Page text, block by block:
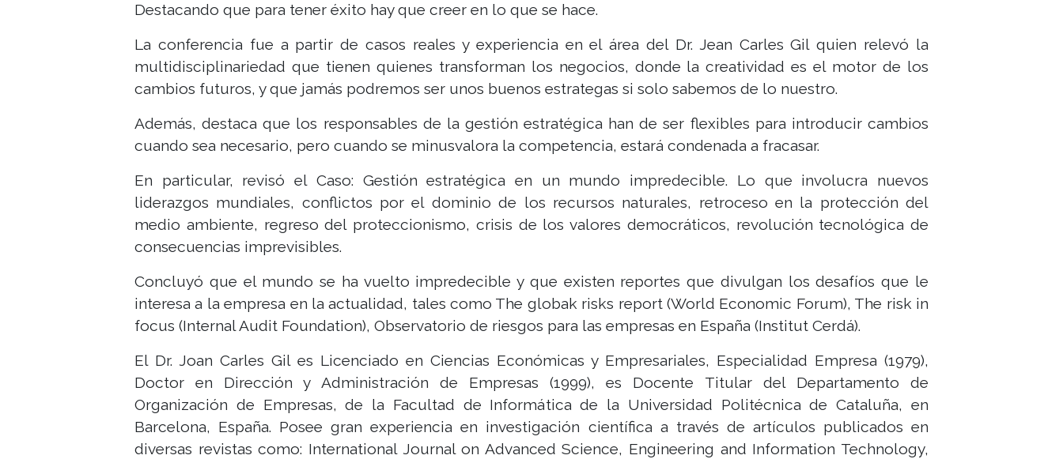
Destacando que para tener éxito hay que creer en lo que se hace.
La conferencia fue a partir de casos reales y experiencia en el área del Dr. Jean Carles Gil quien relevó la
multidisciplinariedad que tienen quienes transforman los negocios, donde la creatividad es el motor de los
cambios futuros, y que jamás podremos ser unos buenos estrategas si solo sabemos de lo nuestro.
Además, destaca que los responsables de la gestión estratégica han de ser flexibles para introducir cambios
cuando sea necesario, pero cuando se minusvalora la competencia, estará condenada a fracasar.
En particular, revisó el Caso: Gestión estratégica en un mundo impredecible. Lo que involucra nuevos
liderazgos mundiales, conflictos por el dominio de los recursos naturales, retroceso en la protección del
medio ambiente, regreso del proteccionismo, crisis de los valores democráticos, revolución tecnológica de
consecuencias imprevisibles.
Concluyó que el mundo se ha vuelto impredecible y que existen reportes que divulgan los desafíos que le
interesa a la empresa en la actualidad, tales como The globak risks report (World Economic Forum), The risk in
focus (Internal Audit Foundation), Observatorio de riesgos para las empresas en España (Institut Cerdá).
El Dr. Joan Carles Gil es Licenciado en Ciencias Económicas y Empresariales, Especialidad Empresa (1979),
Doctor en Dirección y Administración de Empresas (1999), es Docente Titular del Departamento de
Organización de Empresas, de la Facultad de Informática de la Universidad Politécnica de Cataluña, en
Barcelona, España. Posee gran experiencia en investigación científica a través de artículos publicados en
diversas revistas como: International Journal on Advanced Science, Engineering and Information Technology,